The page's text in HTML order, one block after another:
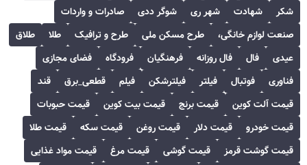
شکر
شهادت شهر ری شوگر ددی
صادرات و واردات
صنعت لوازم خانگی،
طرح مسکن ملی طرح و ترافیک طلا
طلاق
عیدی
فال فال روزانه فرهنگیان فرودگاه
فضای مجازی
فناوری
فوتبال فیلتر فیلترشکن فیلم قطعی_برق
قند
قیمت آلت کوین
قیمت برنج قیمت بیت کوین
قیمت حبوبات
قیمت خودرو
قیمت دلار قیمت روغن قیمت سکه
قیمت طلا
قیمت گوشت قرمز
قیمت گوشی قیمت مرغ
قیمت مواد غذایی